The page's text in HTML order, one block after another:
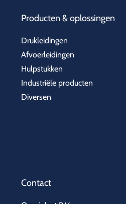
Producten & oplossingen
Drukleidingen
Afvoerleidingen
Hulpstukken
Industriële producten
Diversen
Contact